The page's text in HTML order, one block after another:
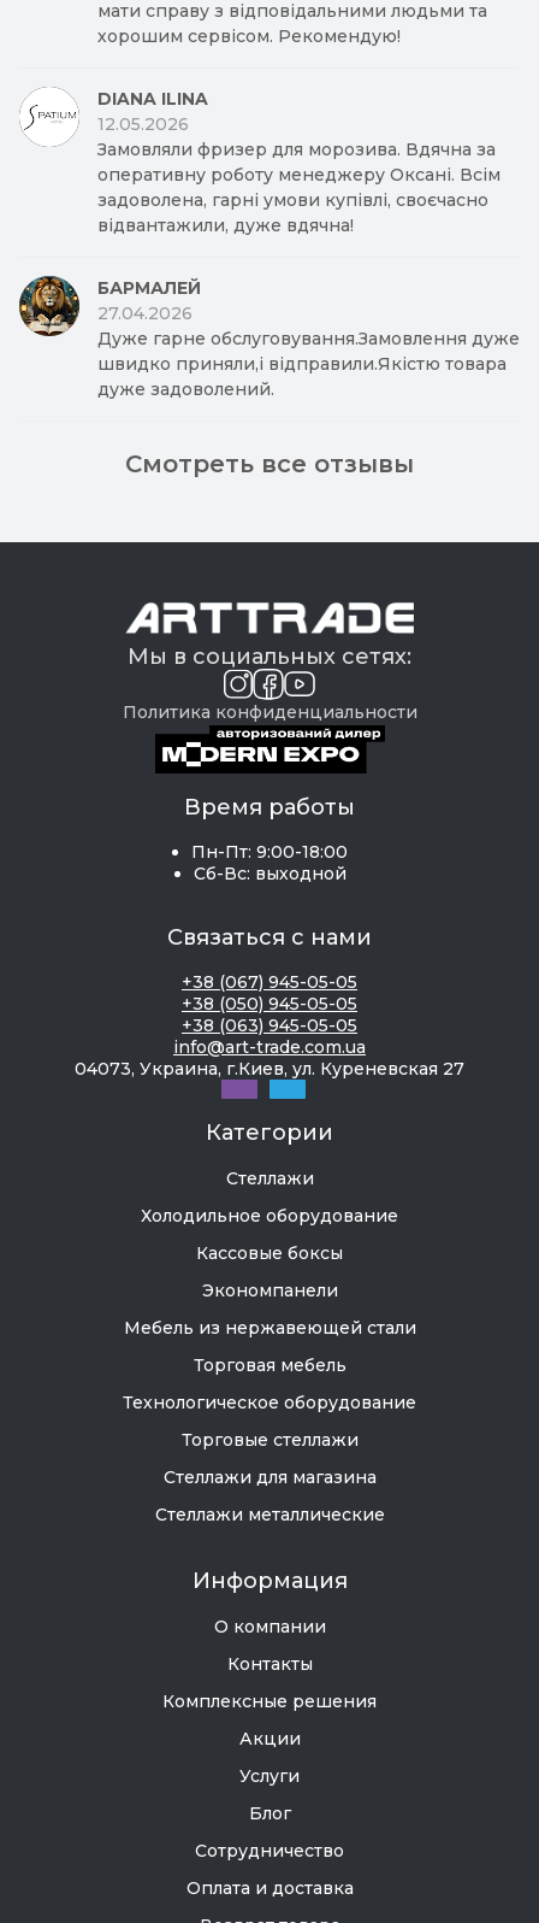
мати справу з відповідальними людьми та
хорошим сервісом. Рекомендую!
DIANA ILINA
12.05.2026
Замовляли фризер для морозива. Вдячна за
оперативну роботу менеджеру Оксані. Всім
задоволена, гарні умови купівлі, своєчасно
відвантажили, дуже вдячна!
БАРМАЛЕЙ
27.04.2026
Дуже гарне обслуговування.Замовлення дуже
швидко приняли,і відправили.Якістю товара
дуже задоволений.
Смотреть все отзывы
Мы в социальных сетях:
Политика конфиденциальности
Время работы
Пн-Пт: 9:00-18:00
Сб-Вс: выходной
Связаться с нами
+38 (067) 945-05-05
+38 (050) 945-05-05
+38 (063) 945-05-05
info@art-trade.com.ua
04073, Украина, г.Киев, ул. Куреневская 27
Категории
Стеллажи
Холодильное оборудование
Кассовые боксы
Экономпанели
Мебель из нержавеющей стали
Торговая мебель
Технологическое оборудование
Торговые стеллажи
Стеллажи для магазина
Стеллажи металлические
Информация
О компании
Контакты
Комплексные решения
Акции
Услуги
Блог
Сотрудничество
Оплата и доставка